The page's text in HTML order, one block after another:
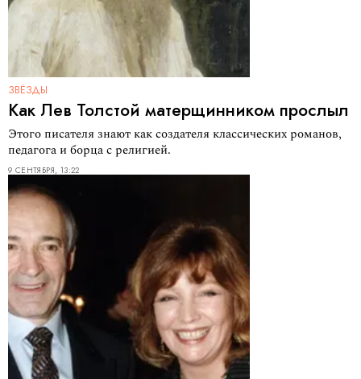
ЗВЁЗДЫ
Как Лев Толстой матерщинником прослыл
Этого писателя знают как создателя классических романов,
педагога и борца с религией.
9 СЕНТЯБРЯ, 13:22